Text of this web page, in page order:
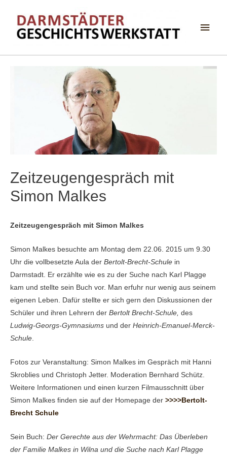
Zeitzeugengespräch mit
Simon Malkes
Zeitzeugengespräch mit Simon Malkes
Simon Malkes besuchte am Montag dem 22.06. 2015 um 9.30
Uhr die vollbesetzte Aula der Bertolt-Brecht-Schule in
Darmstadt. Er erzählte wie es zu der Suche nach Karl Plagge
kam und stellte sein Buch vor. Man erfuhr nur wenig aus seinem
eigenen Leben. Dafür stellte er sich gern den Diskussionen der
Schüler und ihren Lehrern der Bertolt Brecht-Schule, des
Ludwig-Georgs-Gymnasiums und der Heinrich-Emanuel-Merck-
Schule.
Fotos zur Veranstaltung: Simon Malkes im Gespräch mit Hanni
Skroblies und Christoph Jetter. Moderation Bernhard Schütz.
Weitere Informationen und einen kurzen Filmausschnitt über
Simon Malkes finden sie auf der Homepage der >>>>Bertolt-
Brecht Schule
Sein Buch: Der Gerechte aus der Wehrmacht: Das Überleben
der Familie Malkes in Wilna und die Suche nach Karl Plagge